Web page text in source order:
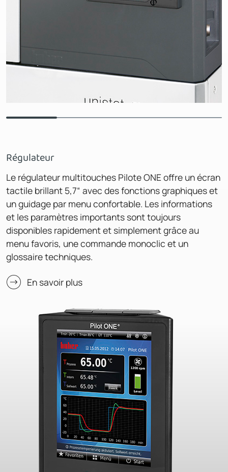
Régulateur
Le régulateur multitouches Pilote ONE offre un écran
tactile brillant 5,7“ avec des fonctions graphiques et
un guidage par menu confortable. Les informations
et les paramètres importants sont toujours
disponibles rapidement et simplement grâce au
menu favoris, une commande monoclic et un
glossaire techniques.
En savoir plus